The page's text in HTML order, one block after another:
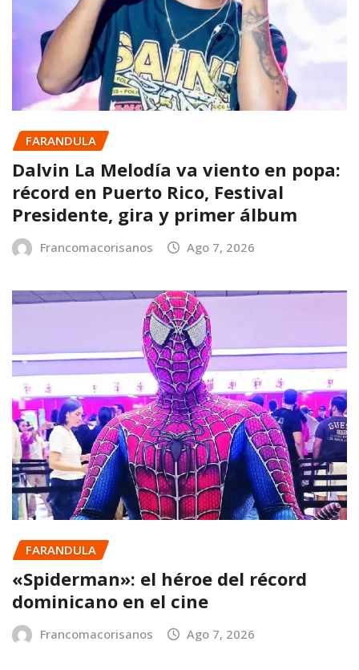
FARANDULA
Dalvin La Melodía va viento en popa:
récord en Puerto Rico, Festival
Presidente, gira y primer álbum
Francomacorisanos Ago 7, 2026
FARANDULA
«Spiderman»: el héroe del récord
dominicano en el cine
Francomacorisanos Ago 7, 2026